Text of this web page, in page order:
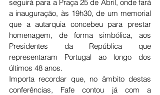
seguirá para a Praça 25 de Abril, onde fará
a inauguração, às 19h30, de um memorial
que a autarquia concebeu para prestar
homenagem, de forma simbólica, aos
Presidentes da República que
representaram Portugal ao longo dos
últimos 48 anos.
Importa recordar que, no âmbito destas
conferências, Fafe contou já com a